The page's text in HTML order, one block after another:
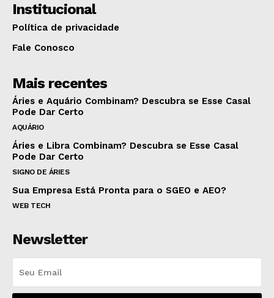
Institucional
Política de privacidade
Fale Conosco
Mais recentes
Áries e Aquário Combinam? Descubra se Esse Casal
Pode Dar Certo
AQUÁRIO
Áries e Libra Combinam? Descubra se Esse Casal
Pode Dar Certo
SIGNO DE ÁRIES
Sua Empresa Está Pronta para o SGEO e AEO?
WEB TECH
Newsletter